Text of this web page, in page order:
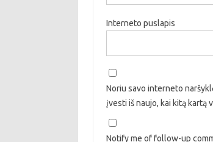
Interneto puslapis
Noriu savo interneto
įvesti iš naujo, kai kitą kartą
Notify me of follow-up